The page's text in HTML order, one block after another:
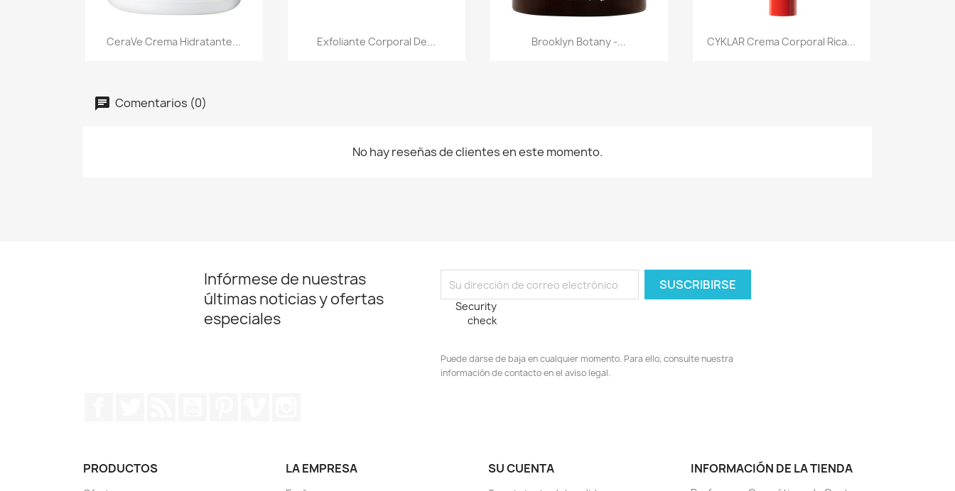
Vista rápida
CeraVe Crema Hidratante... Vista rápida
Exfoliante Corporal De... Vista rápida
Brooklyn Botany -... Vista rápida
CYKLAR Crema Corporal Rica...
Comentarios (0)
No hay reseñas de clientes en este momento.
Infórmese de nuestras
últimas noticias y ofertas
especiales
Security
check
Puede darse de baja en cualquier momento. Para ello, consulte nuestra
información de contacto en el aviso legal.
PRODUCTOS LA EMPRESA SU CUENTA INFORMACIÓN DE LA TIENDA